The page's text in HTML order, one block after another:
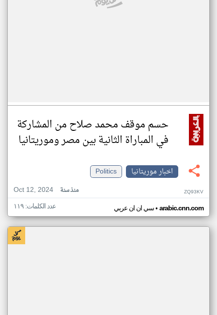
حسم موقف محمد صلاح من المشاركة
في المباراة الثانية بين مصر وموريتانيا
اخبار موريتانيا
Politics
Oct 12, 2024
منذ سنة ZQ93KV
سي ان ان عربي• arabic.cnn.com عدد الكلمات: ١١٩